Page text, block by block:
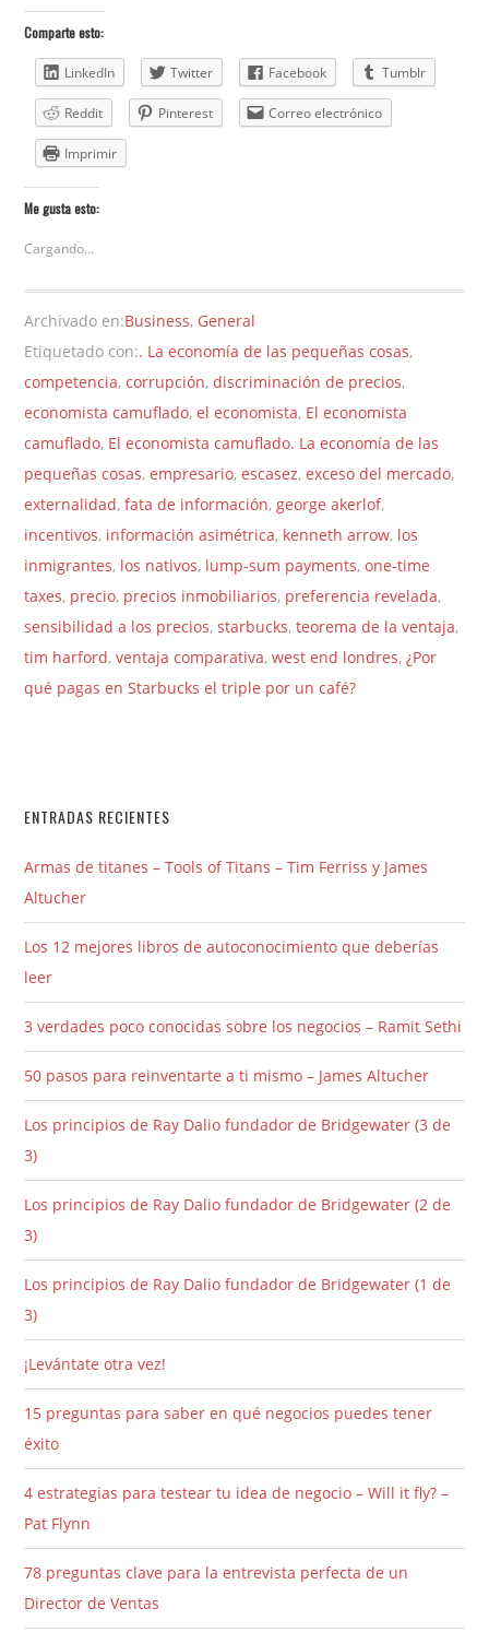
Comparte esto:
LinkedIn Twitter Facebook Tumblr
Reddit Pinterest Correo electrónico
Imprimir
Me gusta esto:
Cargando...
Archivado en:Business, General
Etiquetado con:. La economía de las pequeñas cosas,
competencia,corrupción,discriminación de precios,
economista camuflado,el economista, El economista
camuflado, El economista camuflado. La economía de las
pequeñas cosas,empresario,escasez,exceso del mercado,
externalidad,fata de información,george akerlof,
incentivos, información asimétrica, kenneth arrow, los
inmigrantes, los nativos, lump-sum payments,one-time
taxes, precio, precios inmobiliarios, preferencia revelada,
sensibilidad a los precios,starbucks,teorema de la ventaja,
tim harford,ventaja comparativa,west end londres,¿Por
qué pagas en Starbucks el triple por un café?
ENTRADAS RECIENTES
Armas de titanes – Tools of Titans – Tim Ferriss y James
Altucher
Los 12 mejores libros de autoconocimiento que deberías
leer
3 verdades poco conocidas sobre los negocios – Ramit Sethi
50 pasos para reinventarte a ti mismo – James Altucher
Los principios de Ray Dalio fundador de Bridgewater (3 de
3)
Los principios de Ray Dalio fundador de Bridgewater (2 de
3)
Los principios de Ray Dalio fundador de Bridgewater (1 de
3)
¡Levántate otra vez!
15 preguntas para saber en qué negocios puedes tener
éxito
4 estrategias para testear tu idea de negocio – Will it fly? –
Pat Flynn
78 preguntas clave para la entrevista perfecta de un
Director de Ventas